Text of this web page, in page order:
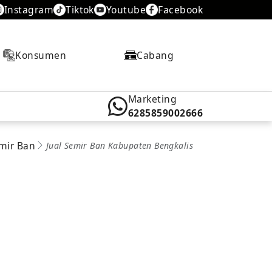
Instagram Tiktok Youtube Facebook
Konsumen Cabang
Marketing
6285859002666
Ban Jual Semir Ban Kabupaten Bengkalis